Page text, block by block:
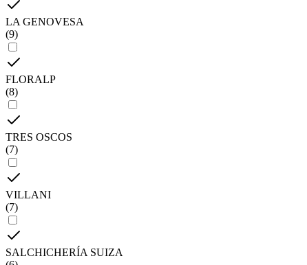
LA GENOVESA
(9)
FLORALP
(8)
TRES OSCOS
(7)
VILLANI
(7)
SALCHICHERÍA SUIZA